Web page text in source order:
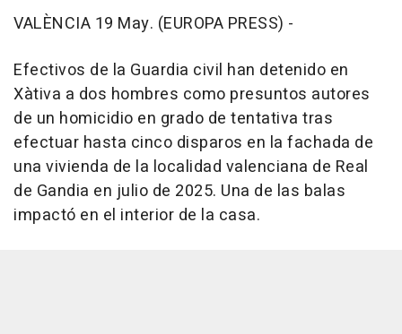
VALÈNCIA 19 May. (EUROPA PRESS) -
Efectivos de la Guardia civil han detenido en
Xàtiva a dos hombres como presuntos autores
de un homicidio en grado de tentativa tras
efectuar hasta cinco disparos en la fachada de
una vivienda de la localidad valenciana de Real
de Gandia en julio de 2025. Una de las balas
impactó en el interior de la casa.